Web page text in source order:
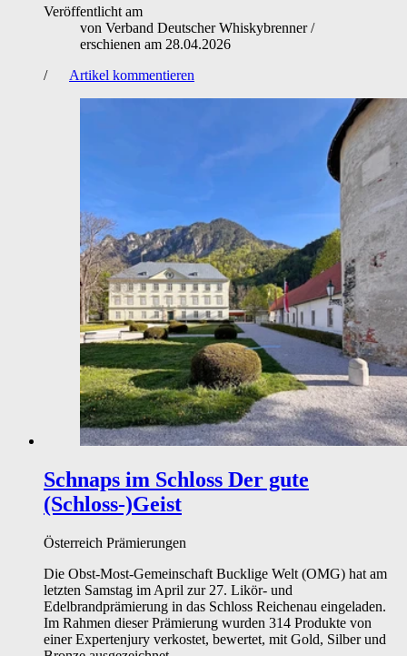
Veröffentlicht am
von Verband Deutscher Whiskybrenner/
erschienen am 28.04.2026
/
Artikel kommentieren
Schnaps im Schloss Der gute
(Schloss-)Geist
Österreich Prämierungen
Die Obst-Most-Gemeinschaft Bucklige Welt (OMG) hat am
letzten Samstag im April zur 27. Likör- und
Edelbrandprämierung in das Schloss Reichenau eingeladen.
Im Rahmen dieser Prämierung wurden 314 Produkte von
einer Expertenjury verkostet, bewertet, mit Gold, Silber und